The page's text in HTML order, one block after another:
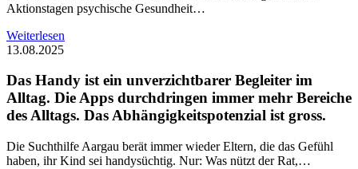
Aktionstagen psychische Gesundheit…
Weiterlesen
13.08.2025
Das Handy ist ein unverzichtbarer Begleiter im
Alltag. Die Apps durchdringen immer mehr Bereiche
des Alltags. Das Abhängigkeitspotenzial ist gross.
Die Suchthilfe Aargau berät immer wieder Eltern, die das Gefühl
haben, ihr Kind sei handysüchtig. Nur: Was nützt der Rat,…